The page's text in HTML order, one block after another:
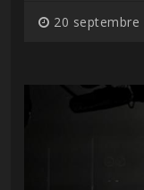
20 septembre